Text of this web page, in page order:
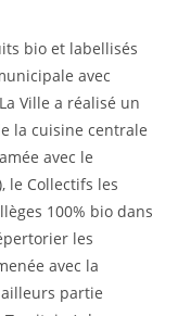
bio et labellisés
avec
Ville a réalisé un
la cuisine centrale
avec le
le Collectifs les
100% bio dans
les
avec la
partie